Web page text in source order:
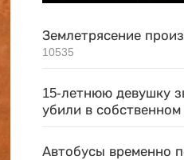
Землетрясение
10535
15-летнюю девушку
убили в
Автобусы временно